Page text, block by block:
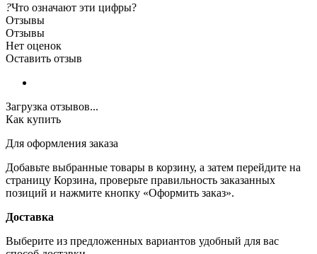
?Что означают эти цифры?
Отзывы
Отзывы
Нет оценок
Оставить отзыв
Загрузка отзывов...
Как купить
Для оформления заказа
Добавьте выбранные товары в корзину, а затем перейдите на
страницу Корзина, проверьте правильность заказанных
позиций и нажмите кнопку «Оформить заказ».
Доставка
Выберите из предложенных вариантов удобный для вас